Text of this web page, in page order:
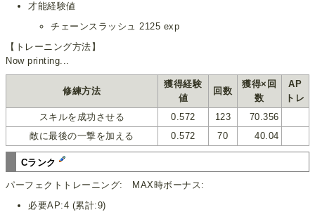
才能経験値
チェーンスラッシュ 2125 exp
【トレーニング方法】
Now printing...
修練方法
獲得経験
値
回数
獲得×回
数
AP
トレ
スキルを成功させる
0.572 123
70.356
敵に最後の一撃を加える
0.572 70 40.04
Cランク
パーフェクトトレーニング: MAX時ボーナス:
必要AP:4 (累計:9)